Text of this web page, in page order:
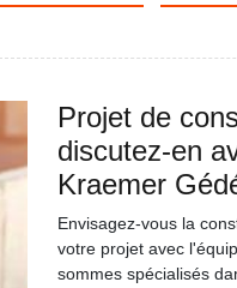
Projet de
discutez-en
Kraemer
Envisagez-vous la
votre projet avec
sommes spécialisés